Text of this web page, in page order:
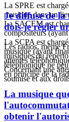
La SPRE est
musique dans un
La SACEM est
compositeurs
La SCPA est
musique (ayant
attentes
Concernant une
soumise et aux
Je diffuse de
dois-je régler
Les radios, même
musiques du
téléphonique ne
en principe de la
La musique
obtenir